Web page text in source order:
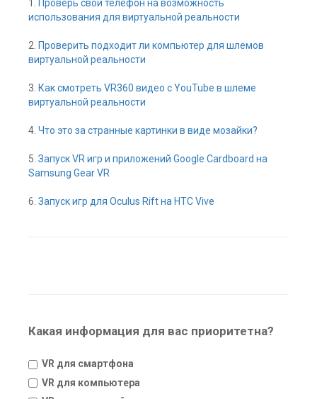
1.
Проверь свой телефон на возможность
использования для виртуальной реальности
2. Проверить подходит ли компьютер для шлемов
виртуальной реальности
3. Как смотреть VR360 видео с YouTube в шлеме
виртуальной реальности
4. Что это за странные картинки в виде мозайки?
5. Запуск VR игр и приложений Google Cardboard на
Samsung Gear VR
6. Запуск игр для Oculus Rift на HTC Vive
Какая информация для вас приоритетна?
VR для смартфона
VR для компьютера